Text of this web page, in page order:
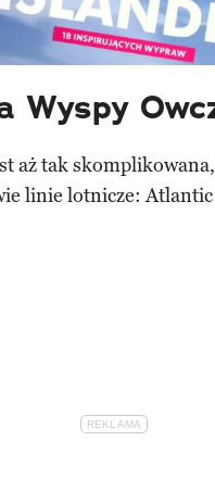
Wyspy
aż tak
linie lotnicze: